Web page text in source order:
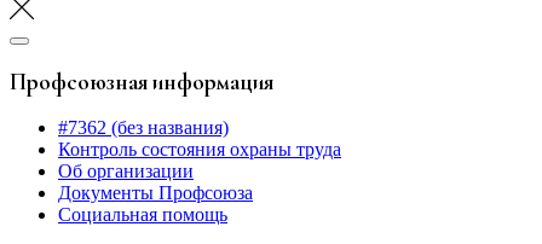
Профсоюзная информация
#7362 (без названия)
Контроль состояния охраны труда
Об организации
Документы Профсоюза
Социальная помощь